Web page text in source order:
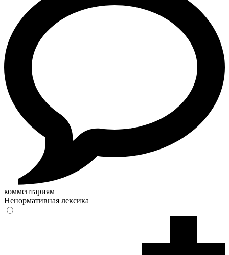
комментариям
Ненормативная лексика